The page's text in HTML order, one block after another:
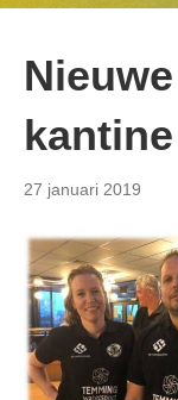
27 januari 2019